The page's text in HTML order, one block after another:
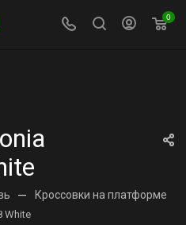
0
— Кроссовки на платформе
White